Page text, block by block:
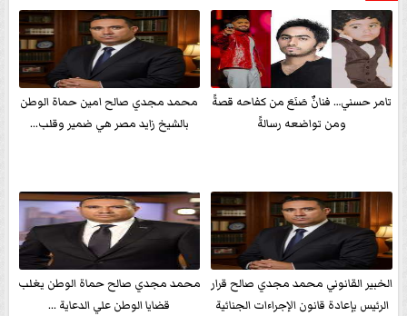
تامر حسني… فنانٌ صَنَعَ من كفاحه قصةً
ومن تواضعه رسالةً
محمد مجدي صالح امين حماة الوطن
بالشيخ زايد مصر هي ضمير وقلب...
الخبير القانوني محمد مجدي صالح قرار
الرئيس بإعادة قانون الإجراءات الجنائية
محمد مجدي صالح حماة الوطن يغلب
قضايا الوطن علي الدعاية ...